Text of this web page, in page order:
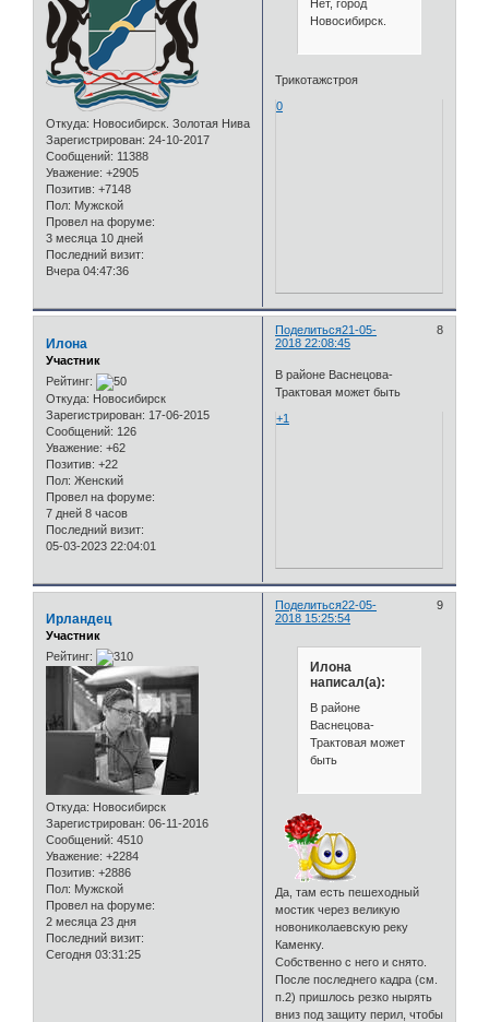
Откуда: Новосибирск. Золотая Нива
Зарегистрирован: 24-10-2017
Сообщений: 11388
Уважение: +2905
Позитив: +7148
Пол: Мужской
Провел на форуме:
3 месяца 10 дней
Последний визит:
Вчера 04:47:36
Нет, город
Новосибирск.
Трикотажстроя
0
Поделиться 8
21-05-
2018 22:08:45
Илона
Участник
Рейтинг:
Откуда: Новосибирск
Зарегистрирован: 17-06-2015
Сообщений: 126
Уважение: +62
Позитив: +22
Пол: Женский
Провел на форуме:
7 дней 8 часов
Последний визит:
05-03-2023 22:04:01
В районе Васнецова-
Трактовая может быть
+1
Поделиться 9
22-05-
2018 15:25:54
Ирландец
Участник
Рейтинг:
Откуда: Новосибирск
Зарегистрирован: 06-11-2016
Сообщений: 4510
Уважение: +2284
Позитив: +2886
Пол: Мужской
Провел на форуме:
2 месяца 23 дня
Последний визит:
Сегодня 03:31:25
Илона
написал(а):
В районе
Васнецова-
Трактовая может
быть
Да, там есть пешеходный
мостик через великую
новониколаевскую реку
Каменку.
Собственно с него и снято.
После последнего кадра (см.
п.2) пришлось резко нырять
вниз под защиту перил, чтобы